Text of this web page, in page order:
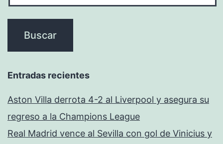
Entradas recientes
Aston Villa derrota 4-2 al Liverpool y asegura su
regreso a la Champions League
Real Madrid vence al Sevilla con gol de Vinicius y